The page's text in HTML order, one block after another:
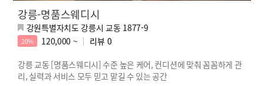
강릉-명품스웨디시
강원특별자치도 강릉시 교동 1877-9
20% 120,000 ~ 리뷰 0
강릉 교동 [명품스웨디시] 수준 높은 케어, 컨디션에 맞춰 꼼꼼하게 관
리, 실력과 서비스 모두 믿고 맡길 수 있는 공간